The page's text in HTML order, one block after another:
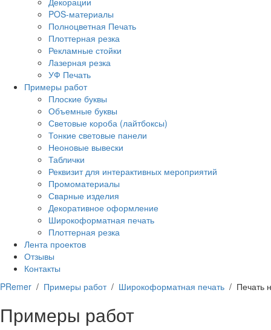
POS-материалы
Полноцветная Печать
Плоттерная резка
Рекламные стойки
Лазерная резка
УФ Печать
Примеры работ
Плоские буквы
Объемные буквы
Световые короба (лайтбоксы)
Тонкие световые панели
Неоновые вывески
Таблички
Реквизит для интерактивных мероприятий
Промоматериалы
Сварные изделия
Декоративное оформление
Широкоформатная печать
Плоттерная резка
Лента проектов
Отзывы
Контакты
PRemer / Примеры работ/ Широкоформатная печать / Печать
Примеры работ